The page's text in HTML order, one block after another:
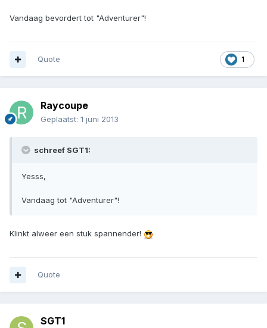
Vandaag bevordert tot "Adventurer"!
1
Quote
Raycoupe
Geplaatst: 1 juni 2013
schreef SGT1:
Yesss,
Vandaag tot "Adventurer"!
Klinkt alweer een stuk spannender!
Quote
SGT1